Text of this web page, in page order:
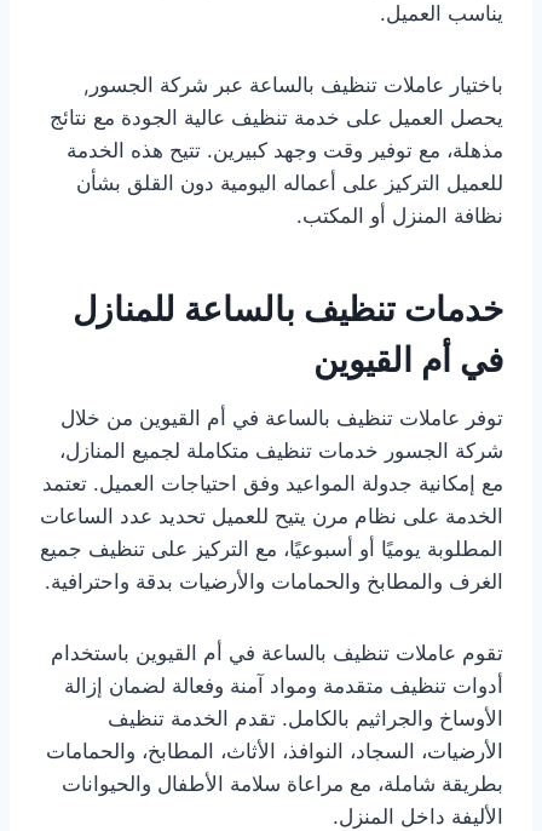
يناسب العميل.
باختيار عاملات تنظيف بالساعة عبر شركة الجسور,
يحصل العميل على خدمة تنظيف عالية الجودة مع نتائج
مذهلة، مع توفير وقت وجهد كبيرين. تتيح هذه الخدمة
للعميل التركيز على أعماله اليومية دون القلق بشأن
نظافة المنزل أو المكتب.
خدمات تنظيف بالساعة للمنازل
في أم القيوين
توفر عاملات تنظيف بالساعة في أم القيوين من خلال
شركة الجسور خدمات تنظيف متكاملة لجميع المنازل،
مع إمكانية جدولة المواعيد وفق احتياجات العميل. تعتمد
الخدمة على نظام مرن يتيح للعميل تحديد عدد الساعات
المطلوبة يوميًا أو أسبوعيًا، مع التركيز على تنظيف جميع
الغرف والمطابخ والحمامات والأرضيات بدقة واحترافية.
تقوم عاملات تنظيف بالساعة في أم القيوين باستخدام
أدوات تنظيف متقدمة ومواد آمنة وفعالة لضمان إزالة
الأوساخ والجراثيم بالكامل. تقدم الخدمة تنظيف
الأرضيات، السجاد، النوافذ، الأثاث، المطابخ، والحمامات
بطريقة شاملة، مع مراعاة سلامة الأطفال والحيوانات
الأليفة داخل المنزل.